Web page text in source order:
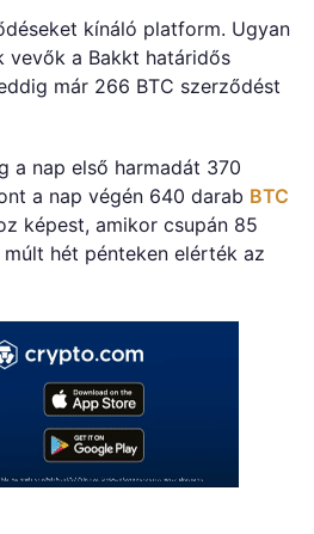
kínáló platform. Ugyan
vevők a Bakkt határidős
már 266 BTC szerződést
a nap első harmadát 370
a nap végén 640 darab BTC
képest, amikor csupán 85
hét pénteken elérték az